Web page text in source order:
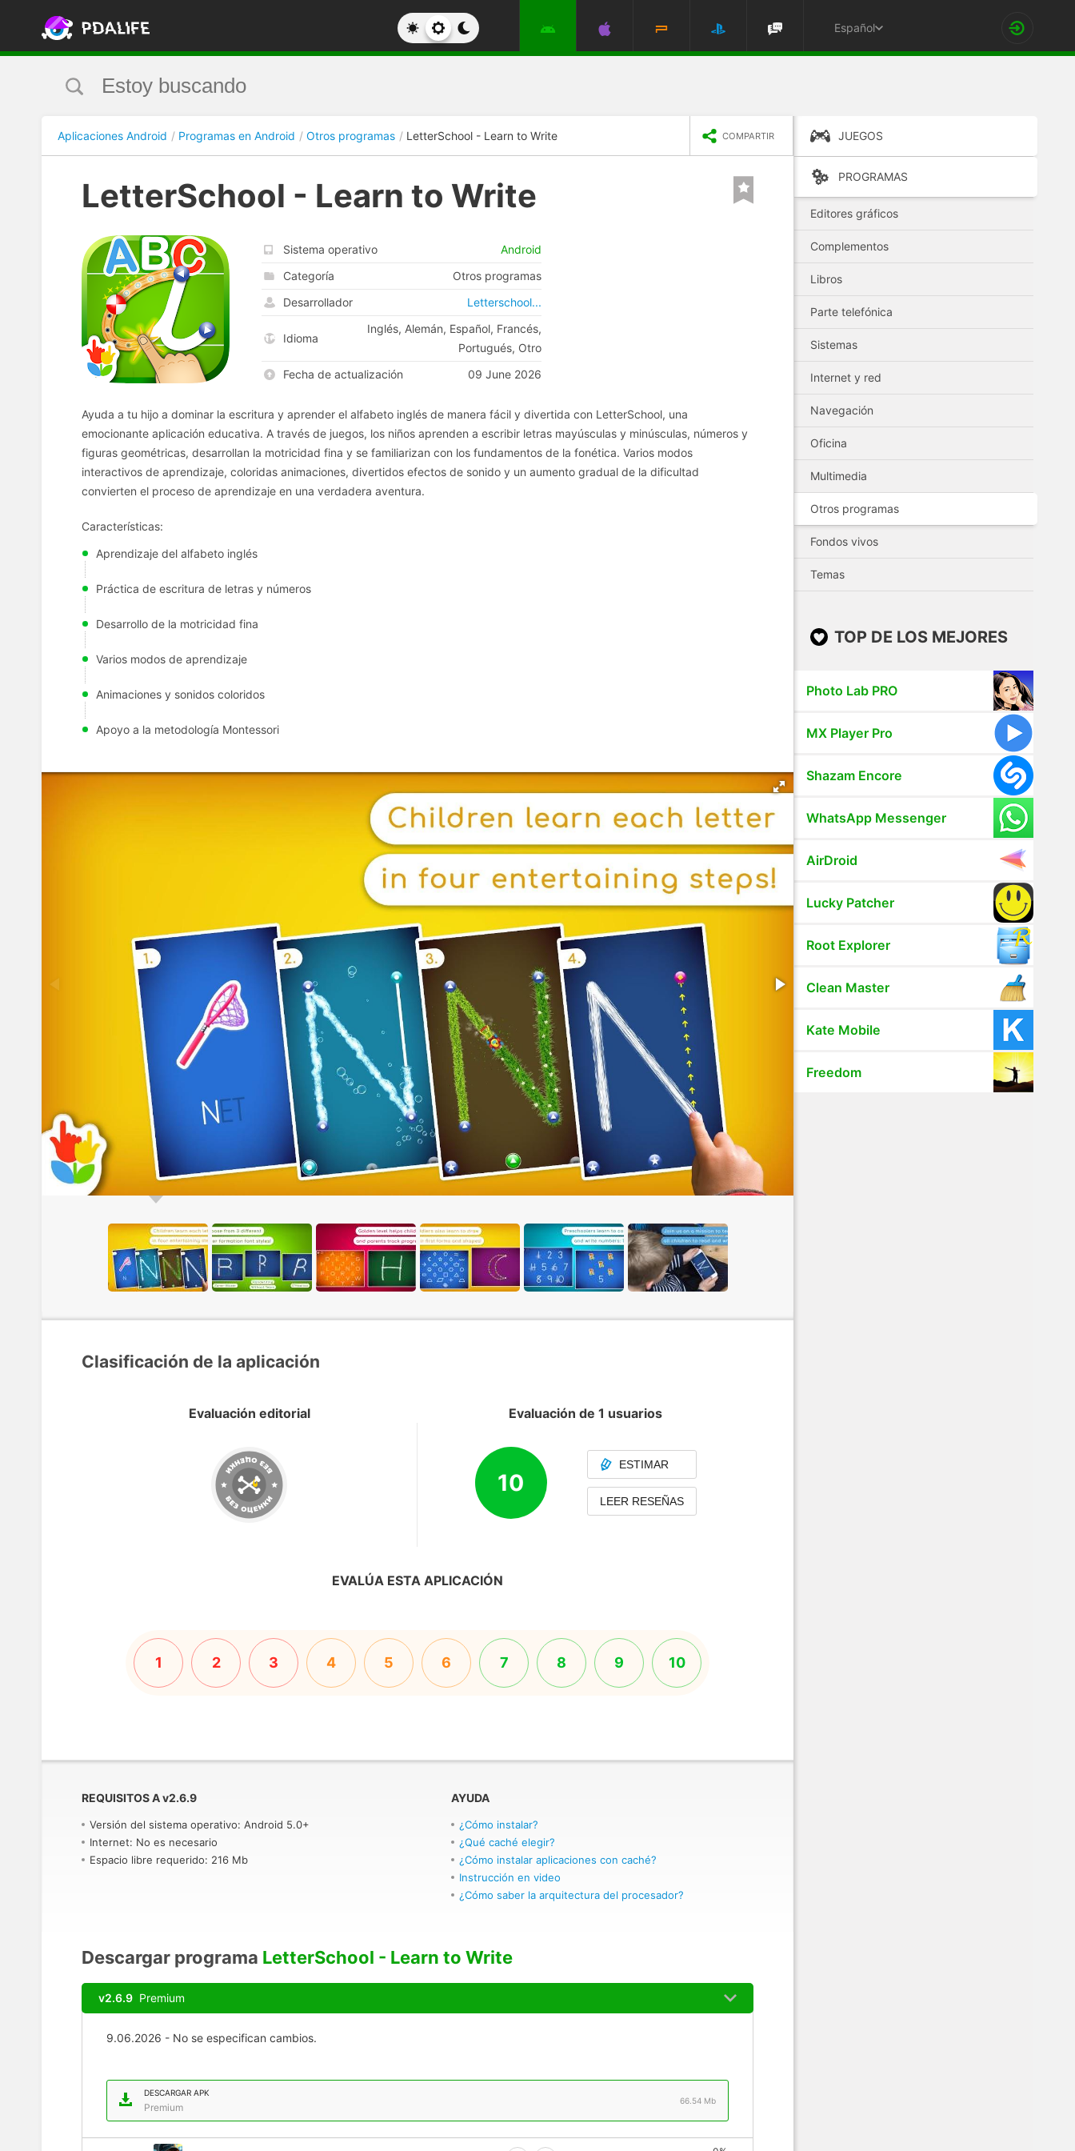
Español
Aplicaciones Android Programas en Android Otros programas LetterSchool - Learn to Write COMPARTIR
LetterSchool - Learn to Write
Sistema operativo
Android
Categoría
Otros programas
Desarrollador
Letterschool...
Idioma
Inglés, Alemán, Español, Francés,
Portugués, Otro
Fecha de actualización
09 June 2026
Ayuda a tu hijo a dominar la escritura y aprender el alfabeto inglés de manera fácil y divertida con LetterSchool, una
emocionante aplicación educativa. A través de juegos, los niños aprenden a escribir letras mayúsculas y minúsculas, números y
figuras geométricas, desarrollan la motricidad fina y se familiarizan con los fundamentos de la fonética. Varios modos
interactivos de aprendizaje, coloridas animaciones, divertidos efectos de sonido y un aumento gradual de la dificultad
convierten el proceso de aprendizaje en una verdadera aventura.
Características:
Aprendizaje del alfabeto inglés
Práctica de escritura de letras y números
Desarrollo de la motricidad fina
Varios modos de aprendizaje
Animaciones y sonidos coloridos
Apoyo a la metodología Montessori
Clasificación de la aplicación
Evaluación editorial Evaluación de 1 usuarios
10
ESTIMAR
LEER RESEÑAS
EVALÚA ESTA APLICACIÓN
1 2 3 4 5 6 7 8 9 10
REQUISITOS Av2.6.9
Versión del sistema operativo: Android 5.0+
Internet: No es necesario
Espacio libre requerido: 216 Mb
AYUDA
¿Cómo instalar?
¿Qué caché elegir?
¿Cómo instalar aplicaciones con caché?
Instrucción en video
¿Cómo saber la arquitectura del procesador?
Descargar programa LetterSchool - Learn to Write
v2.6.9 Premium
9.06.2026 - No se especifican cambios.
DESCARGAR APK
Premium
66.54 Mb
JUEGOS
PROGRAMAS
Editores gráficos
Complementos
Libros
Parte telefónica
Sistemas
Internet y red
Navegación
Oficina
Multimedia
Otros programas
Fondos vivos
Temas
TOP DE LOS MEJORES
Photo Lab PRO
MX Player Pro
Shazam Encore
WhatsApp Messenger
AirDroid
Lucky Patcher
Root Explorer
Clean Master
Kate Mobile
Freedom